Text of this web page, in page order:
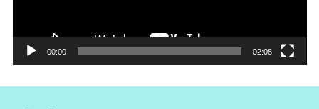
00:00 02:08